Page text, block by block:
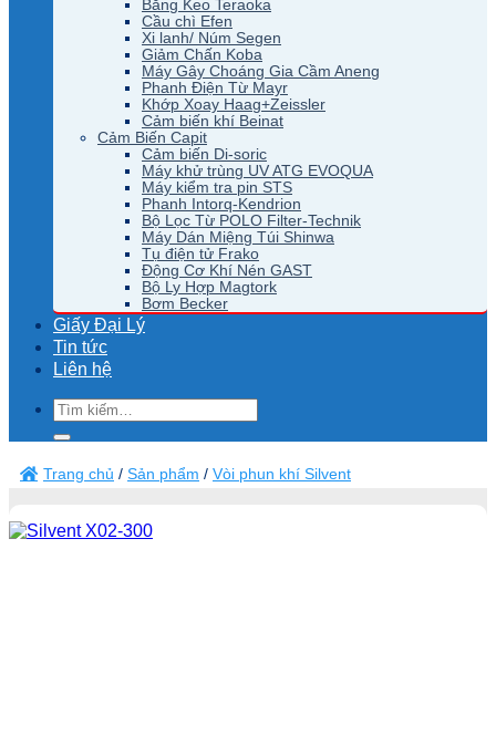
Băng Keo Teraoka
Cầu chì Efen
Xi lanh/ Núm Segen
Giảm Chấn Koba
Máy Gây Choáng Gia Cầm Aneng
Phanh Điện Từ Mayr
Khớp Xoay Haag+Zeissler
Cảm biến khí Beinat
Cảm Biến Capit
Cảm biến Di-soric
Máy khử trùng UV ATG EVOQUA
Máy kiểm tra pin STS
Phanh Intorq-Kendrion
Bộ Lọc Từ POLO Filter-Technik
Máy Dán Miệng Túi Shinwa
Tụ điện tử Frako
Động Cơ Khí Nén GAST
Bộ Ly Hợp Magtork
Bơm Becker
Giấy Đại Lý
Tin tức
Liên hệ
Tìm
kiếm:
Trang chủ / Sản phẩm / Vòi phun khí Silvent